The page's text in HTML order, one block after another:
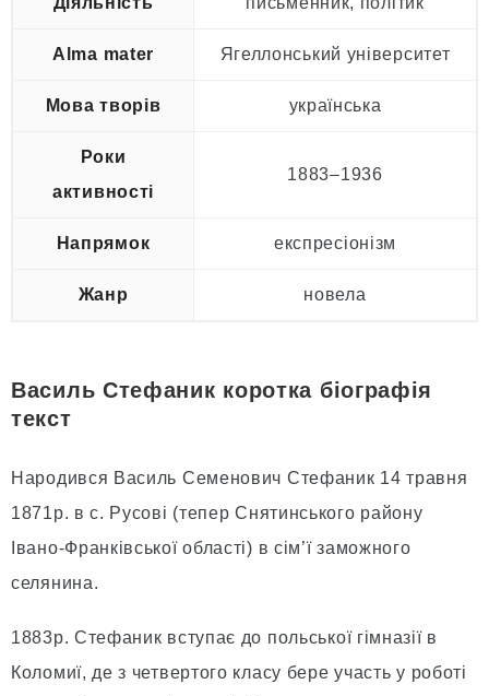
Alma mater Ягеллонський університет
Мова творів українська
Роки
активності
1883–1936
Напрямок експресіонізм
Жанр новела
Василь Стефаник коротка біографія
текст
Народився Василь Семенович Стефаник 14 травня
1871р. в с. Русові (тепер Снятинського району
Івано-Франківської області) в сім’ї заможного
селянина.
1883р. Стефаник вступає до польської гімназії в
Коломиї, де з четвертого класу бере участь у роботі